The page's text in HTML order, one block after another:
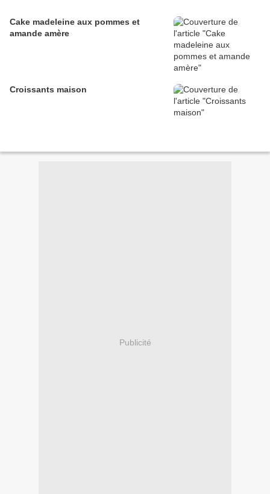
Cake madeleine aux pommes et
amande amère
Croissants maison
Publicité